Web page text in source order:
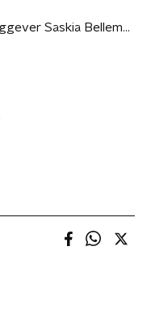
Rechtbankverslaggever Saskia Belleman over de nieuwe rechtbank in Amsterdam